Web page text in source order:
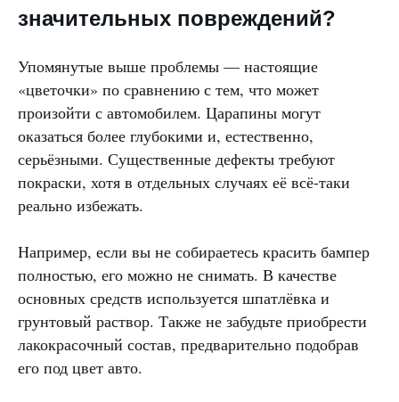
значительных повреждений?
Упомянутые выше проблемы — настоящие
«цветочки» по сравнению с тем, что может
произойти с автомобилем. Царапины могут
оказаться более глубокими и, естественно,
серьёзными. Существенные дефекты требуют
покраски, хотя в отдельных случаях её всё-таки
реально избежать.
Например, если вы не собираетесь красить бампер
полностью, его можно не снимать. В качестве
основных средств используется шпатлёвка и
грунтовый раствор. Также не забудьте приобрести
лакокрасочный состав, предварительно подобрав
его под цвет авто.